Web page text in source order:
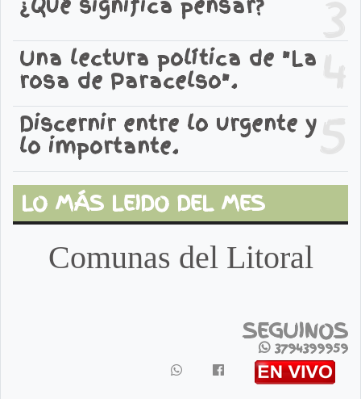
¿Qué significa pensar?
4
Una lectura política de "La
rosa de Paracelso".
5
Discernir entre lo urgente y
lo importante.
LO MÁS LEIDO DEL MES
Comunas del Litoral
SEGUINOS
3794399959